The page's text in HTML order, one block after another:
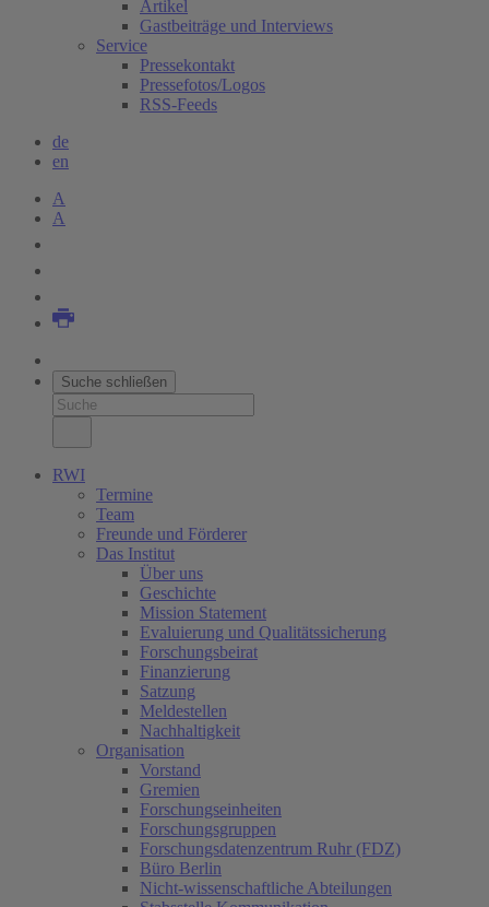
Artikel
Gastbeiträge und Interviews
Service
Pressekontakt
Pressefotos/Logos
RSS-Feeds
de
en
A
A
Suche schließen
RWI
Termine
Team
Freunde und Förderer
Das Institut
Über uns
Geschichte
Mission Statement
Evaluierung und Qualitätssicherung
Forschungsbeirat
Finanzierung
Satzung
Meldestellen
Nachhaltigkeit
Organisation
Vorstand
Gremien
Forschungseinheiten
Forschungsgruppen
Forschungsdatenzentrum Ruhr (FDZ)
Büro Berlin
Nicht-wissenschaftliche Abteilungen